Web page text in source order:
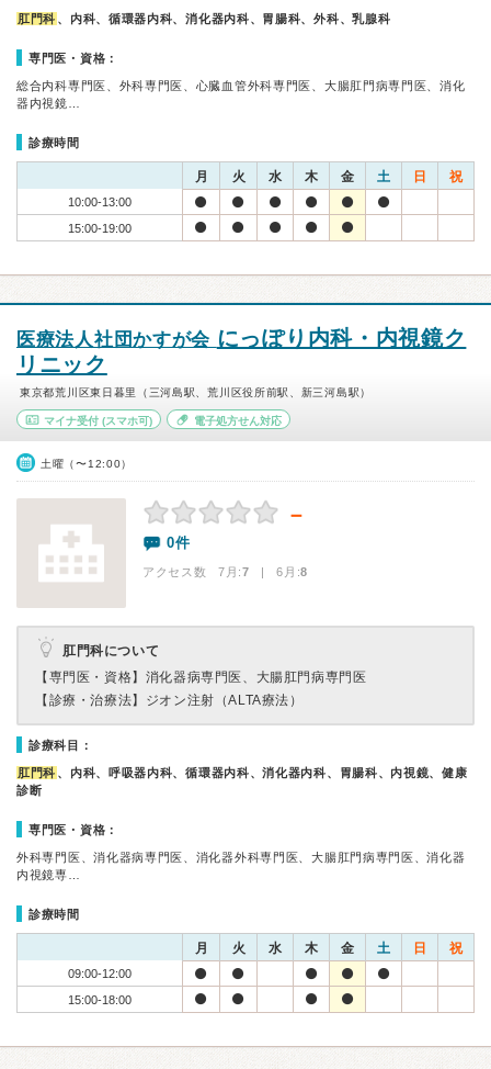
肛門科 、内科、循環器内科、消化器内科、胃腸科、外科、乳腺科
専門医・資格：
総合内科専門医、外科専門医、心臓血管外科専門医、大腸肛門病専門医、消化
器内視鏡…
診療時間
月 火 水 木 金 土 日 祝
10:00-13:00
15:00-19:00
医療法人社団かすが会 にっぽり内科・内視鏡ク
リニック
東京都荒川区東日暮里（三河島駅、荒川区役所前駅、新三河島駅）
マイナ受付 (スマホ可) 電子処方せん対応
土曜（〜12:00）
－
0件
アクセス数 7月:7 | 6月:8
肛門科について
【専門医・資格】 消化器病専門医、大腸肛門病専門医
【診療・治療法】 ジオン注射（ALTA療法）
診療科目：
肛門科 、内科、呼吸器内科、循環器内科、消化器内科、胃腸科、内視鏡、健康
診断
専門医・資格：
外科専門医、消化器病専門医、消化器外科専門医、大腸肛門病専門医、消化器
内視鏡専…
診療時間
月 火 水 木 金 土 日 祝
09:00-12:00
15:00-18:00